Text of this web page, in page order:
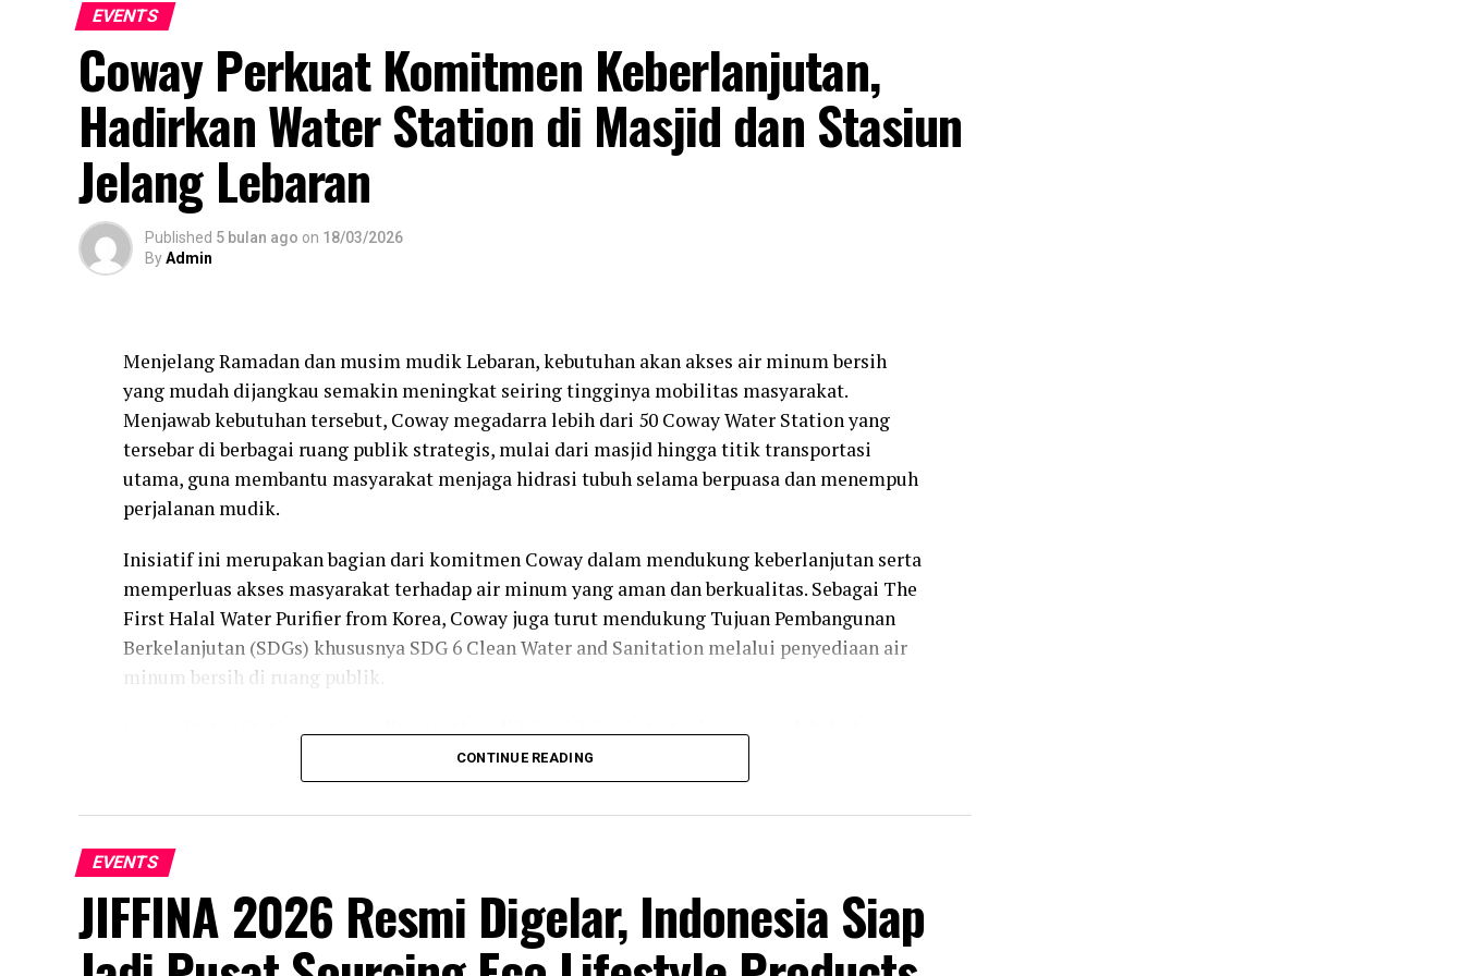
EVENTS
Coway Perkuat Komitmen Keberlanjutan,
Hadirkan Water Station di Masjid dan Stasiun
Jelang Lebaran
Published 5 bulan ago on 18/03/2026
ByAdmin
Menjelang Ramadan dan musim mudik Lebaran, kebutuhan akan akses air minum bersih
yang mudah dijangkau semakin meningkat seiring tingginya mobilitas masyarakat.
Menjawab kebutuhan tersebut, Coway megadarra lebih dari 50 Coway Water Station yang
tersebar di berbagai ruang publik strategis, mulai dari masjid hingga titik transportasi
utama, guna membantu masyarakat menjaga hidrasi tubuh selama berpuasa dan menempuh
perjalanan mudik.
Inisiatif ini merupakan bagian dari komitmen Coway dalam mendukung keberlanjutan serta
memperluas akses masyarakat terhadap air minum yang aman dan berkualitas. Sebagai The
First Halal Water Purifier from Korea, Coway juga turut mendukung Tujuan Pembangunan
Berkelanjutan (SDGs) khususnya SDG 6 Clean Water and Sanitation melalui penyediaan air
minum bersih di ruang publik.
Coway Water Station sengaja ditempatkan di lokasi-lokasi strategis agar mudah diakses
oleh masyarakat yang sedang beraktivitas maupun melakukan perjalanan jauh. Hal ini
sangat penting mengingat selama Ramadan, tubuh tetap kehilangan cairan melalui proses
metabolisme, pernapasan, dan keringat meskipun sedang berpuasa. Penelitian dalam jurnal
Frontiers in Nutrition menunjukkan bahwa asupan cairan masyarakat selama Ramadan
sering kali berada di bawah rekomendasi harian, sehingga dapat memengaruhi tingkat
energi dan konsentrasi, terutama bagi yang mudik.
“Bulan Ramadan dan musim mudik merupakan momen penting bagi masyarakat Indonesia
CONTINUE READING
EVENTS
JIFFINA 2026 Resmi Digelar, Indonesia Siap